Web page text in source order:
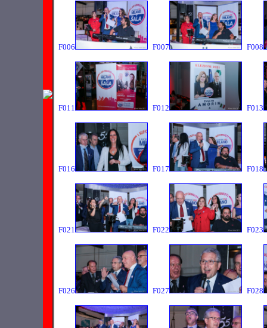
F006 F007 F008
F011 F012 F013
F016 F017 F018
F021 F022 F023
F026 F027 F028